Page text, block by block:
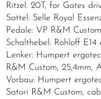
Ritzel: 20T, for Gates
Sattel: Selle Royal
Pedale: VP R&M Custom
Schalthebel: Rohloff
Lenker: Humpert
R&M Custom, 25,4mm,
Vorbau: Humpert
Satori R&M Custom,